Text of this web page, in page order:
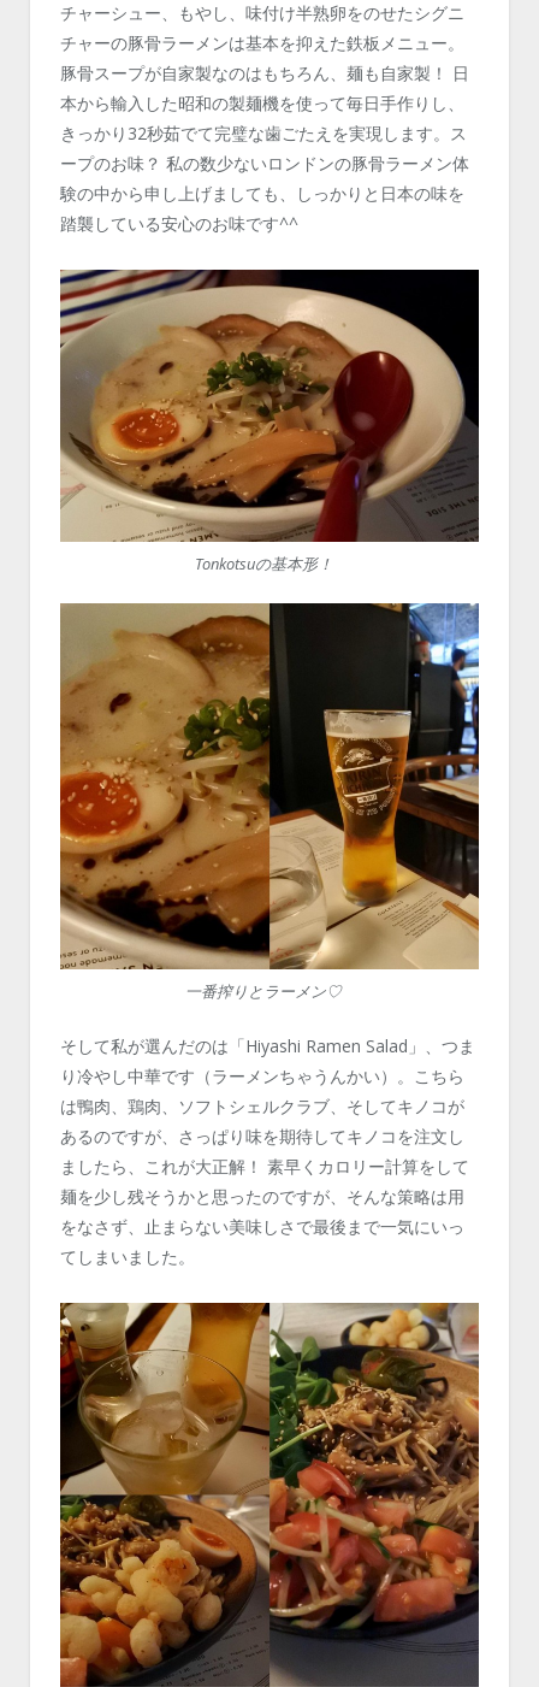
チャーシュー、もやし、味付け半熟卵をのせたシグニ
チャーの豚骨ラーメンは基本を抑えた鉄板メニュー。
豚骨スープが自家製なのはもちろん、麺も自家製！ 日
本から輸入した昭和の製麺機を使って毎日手作りし、
きっかり32秒茹でて完璧な歯ごたえを実現します。ス
ープのお味？ 私の数少ないロンドンの豚骨ラーメン体
験の中から申し上げましても、しっかりと日本の味を
踏襲している安心のお味です^^
Tonkotsuの基本形！
一番搾りとラーメン♡
そして私が選んだのは「Hiyashi Ramen Salad」、つま
り冷やし中華です（ラーメンちゃうんかい）。こちら
は鴨肉、鶏肉、ソフトシェルクラブ、そしてキノコが
あるのですが、さっぱり味を期待してキノコを注文し
ましたら、これが大正解！ 素早くカロリー計算をして
麺を少し残そうかと思ったのですが、そんな策略は用
をなさず、止まらない美味しさで最後まで一気にいっ
てしまいました。